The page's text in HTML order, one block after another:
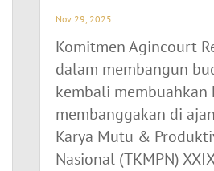
Nov 29, 2025
Komitmen Agincourt
dalam membangun
kembali membuahkan
membanggakan di
Karya Mutu &
Nasional (TKMPN)